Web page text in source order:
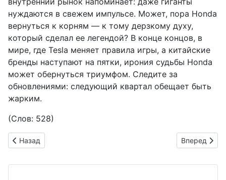
нуждаются в свежем импульсе. Может, пора Honda
вернуться к корням — к тому дерзкому духу,
который сделал ее легендой? В конце концов, в
мире, где Tesla меняет правила игры, а китайские
бренды наступают на пятки, ирония судьбы Honda
может обернуться триумфом. Следите за
обновлениями: следующий квартал обещает быть
жарким.
(Слов: 528)
Предыдущий: SDV и AI: Европа против Японии в битве за
Назад Следующий:
Вперед